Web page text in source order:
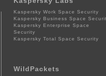
Kaspersky Work Space Security
Kaspersky Business Space
Kaspersky Enterprise Space
Security
Kaspersky Total Space Security
WildPackets